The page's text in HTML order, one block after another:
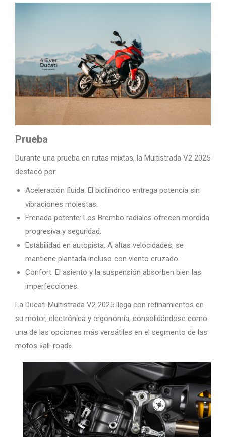
Prueba
Durante una prueba en rutas mixtas, la Multistrada V2 2025
destacó por:
Aceleración fluida: El bicilíndrico entrega potencia sin
vibraciones molestas.
Frenada potente: Los Brembo radiales ofrecen mordida
progresiva y seguridad.
Estabilidad en autopista: A altas velocidades, se
mantiene plantada incluso con viento cruzado.
Confort: El asiento y la suspensión absorben bien las
imperfecciones.
La Ducati Multistrada V2 2025 llega con refinamientos en
su motor, electrónica y ergonomía, consolidándose como
una de las opciones más versátiles en el segmento de las
motos «all-road».